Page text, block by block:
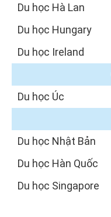
Du học Hà Lan
Du học Hungary
Du học Ireland
Du học Úc
Du học Nhật Bản
Du học Hàn Quốc
Du học Singapore